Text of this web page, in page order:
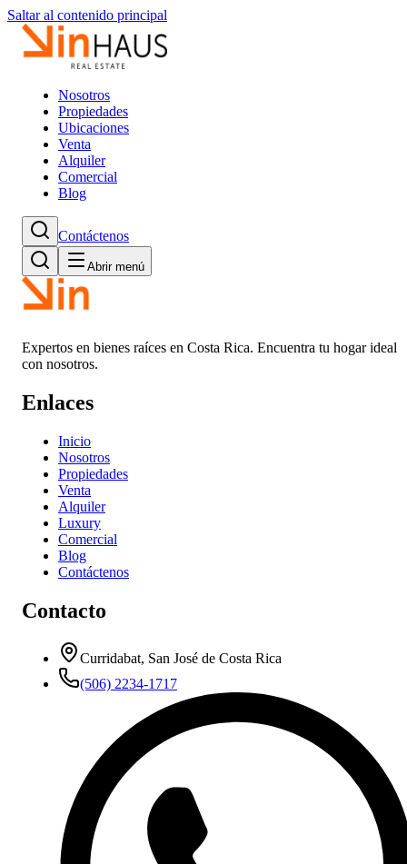
Saltar al contenido principal
Nosotros
Propiedades
Ubicaciones
Venta
Alquiler
Comercial
Blog
Contáctenos
Abrir menú
Expertos en bienes raíces en Costa Rica. Encuentra tu hogar ideal
con nosotros.
Enlaces
Inicio
Nosotros
Propiedades
Venta
Alquiler
Luxury
Comercial
Blog
Contáctenos
Contacto
Curridabat, San José de Costa Rica
(506) 2234-1717